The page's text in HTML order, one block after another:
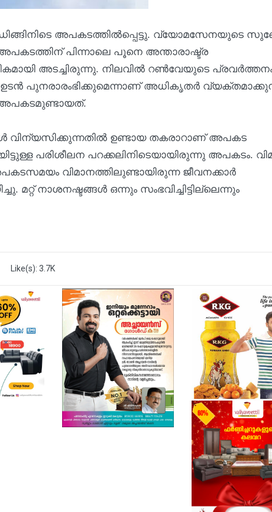
അപകടത്തില്‍പ്പെട്ടു. വ്യോമസേനയുടെ
പിന്നാലെ പൂനെ അന്താരാഷ്ട്ര
അടച്ചിരുന്നു. നിലവില്‍ റണ്‍വേയുടെ
ഉടന്‍ പുനരാരംഭിക്കുമെന്നാണ് അധികൃതര്‍
അപകടമുണ്ടായത്.
വിന്യസിക്കുന്നതില്‍ ഉണ്ടായ തകരാറാണ് അപകട
പരിശീലന പറക്കലിനിടെയായിരുന്നു അപകടം.
വിമാനത്തിലുണ്ടായിരുന്ന ജീവനക്കാര്‍
നാശനഷ്ടങ്ങള്‍ ഒന്നും സംഭവിച്ചിട്ടില്ലെന്നും
Like(s): 3.7K